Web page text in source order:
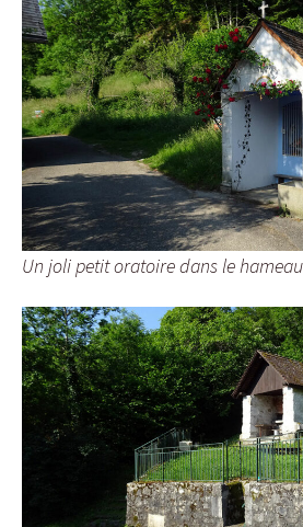
Un joli petit oratoire dans le